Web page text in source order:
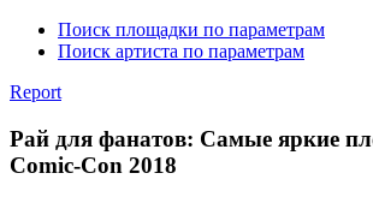
Поиск площадки по параметрам
Поиск артиста по параметрам
Report
Рай для фанатов: Самые яркие
Comic-Con 2018